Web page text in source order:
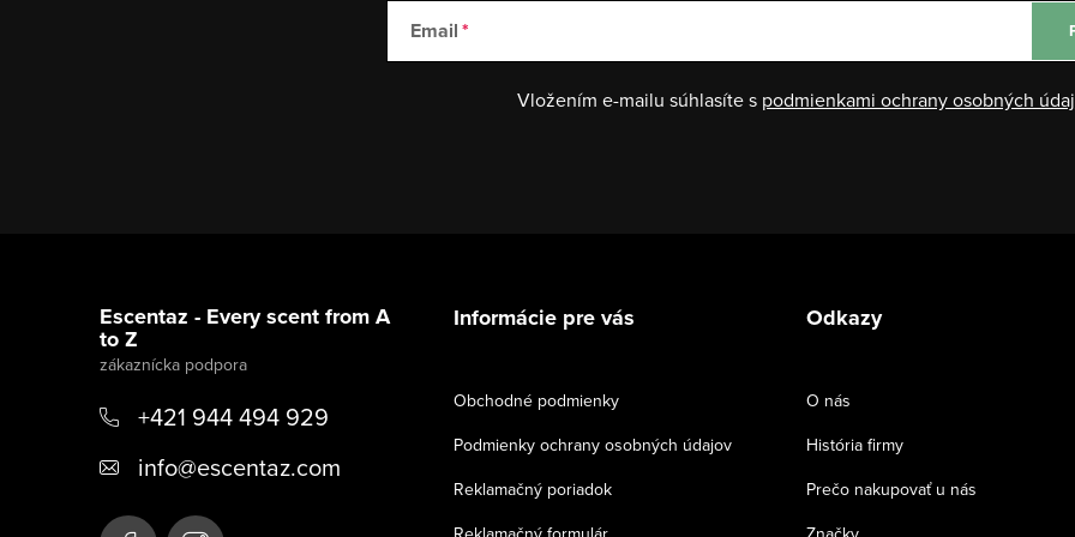
Email
Vložením e-mailu súhlasíte s podmienkami ochrany osobných
Escentaz - Every scent from A
to Z
+421 944 494 929
info@escentaz.com
Informácie pre vás
Obchodné podmienky
Podmienky ochrany osobných údajov
Reklamačný poriadok
Odkazy
O nás
História firmy
Prečo nakupovať u nás